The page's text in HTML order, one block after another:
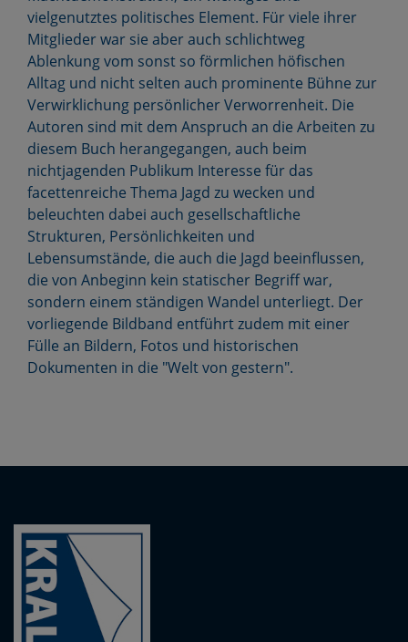
vielgenutztes politisches Element. Für viele ihrer
Mitglieder war sie aber auch schlichtweg
Ablenkung vom sonst so förmlichen höfischen
Alltag und nicht selten auch prominente Bühne zur
Verwirklichung persönlicher Verworrenheit. Die
Autoren sind mit dem Anspruch an die Arbeiten zu
diesem Buch herangegangen, auch beim
nichtjagenden Publikum Interesse für das
facettenreiche Thema Jagd zu wecken und
beleuchten dabei auch gesellschaftliche
Strukturen, Persönlichkeiten und
Lebensumstände, die auch die Jagd beeinflussen,
die von Anbeginn kein statischer Begriff war,
sondern einem ständigen Wandel unterliegt. Der
vorliegende Bildband entführt zudem mit einer
Fülle an Bildern, Fotos und historischen
Dokumenten in die "Welt von gestern".